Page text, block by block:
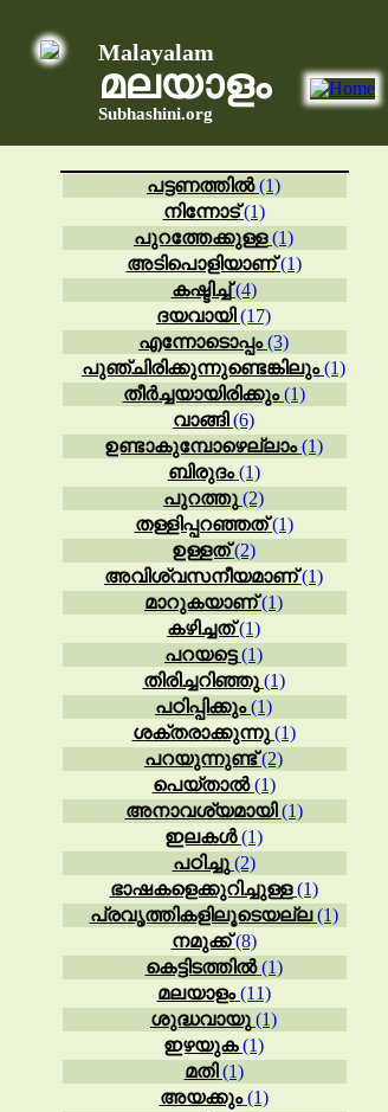
Malayalam
മലയാളം
Subhashini.org
പട്ടണത്തിൽ(1)
നിന്നോട്(1)
പുറത്തേക്കുള്ള(1)
അടിപൊളിയാണ്(1)
കഷ്ടിച്ച്(4)
ദയവായി(17)
എന്നോടൊപ്പം(3)
പുഞ്ചിരിക്കുന്നുണ്ടെങ്കിലും(1)
തീർച്ചയായിരിക്കും(1)
വാങ്ങി(6)
ഉണ്ടാകുമ്പോഴെല്ലാം(1)
ബിരുദം(1)
പുറത്തു (2)
തള്ളിപ്പറഞ്ഞത്(1)
ഉള്ളത്(2)
അവിശ്വസനീയമാണ്(1)
മാറുകയാണ്(1)
കഴിച്ചത്(1)
പറയട്ടെ(1)
തിരിച്ചറിഞ്ഞു(1)
പഠിപ്പിക്കും(1)
ശക്തരാക്കുന്നു(1)
പറയുന്നുണ്ട്(2)
പെയ്താൽ(1)
അനാവശ്യമായി (1)
ഇലകൾ(1)
പഠിച്ചു(2)
ഭാഷകളെക്കുറിച്ചുള്ള(1)
പ്രവൃത്തികളിലൂടെയല്ല(1)
നമുക്ക്(8)
കെട്ടിടത്തിൽ(1)
മലയാളം(11)
ശുദ്ധവായു (1)
ഇഴയുക(1)
മതി (1)
അയക്കും(1)